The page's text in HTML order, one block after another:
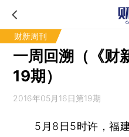
财新周刊
一周回溯（《财
19期）
2016年05月16日第19期
5月8日5时许，福建